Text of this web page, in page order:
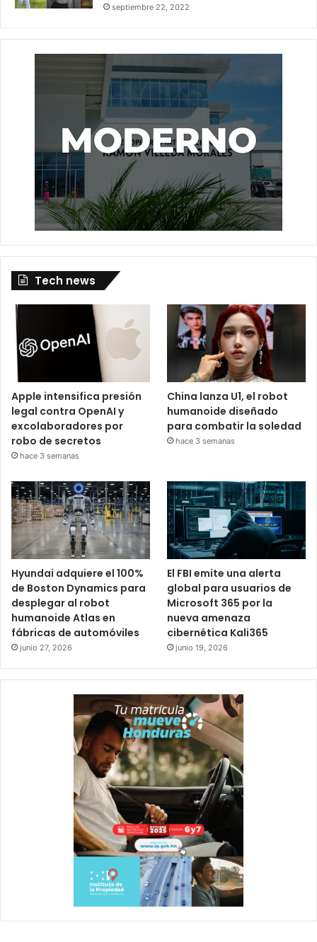
septiembre 22, 2022
Tech news
Apple intensifica presión
legal contra OpenAI y
excolaboradores por
robo de secretos
hace 3 semanas
China lanza U1, el robot
humanoide diseñado
para combatir la soledad
hace 3 semanas
Hyundai adquiere el 100%
de Boston Dynamics para
desplegar al robot
humanoide Atlas en
fábricas de automóviles
junio 27, 2026
El FBI emite una alerta
global para usuarios de
Microsoft 365 por la
nueva amenaza
cibernética Kali365
junio 19, 2026